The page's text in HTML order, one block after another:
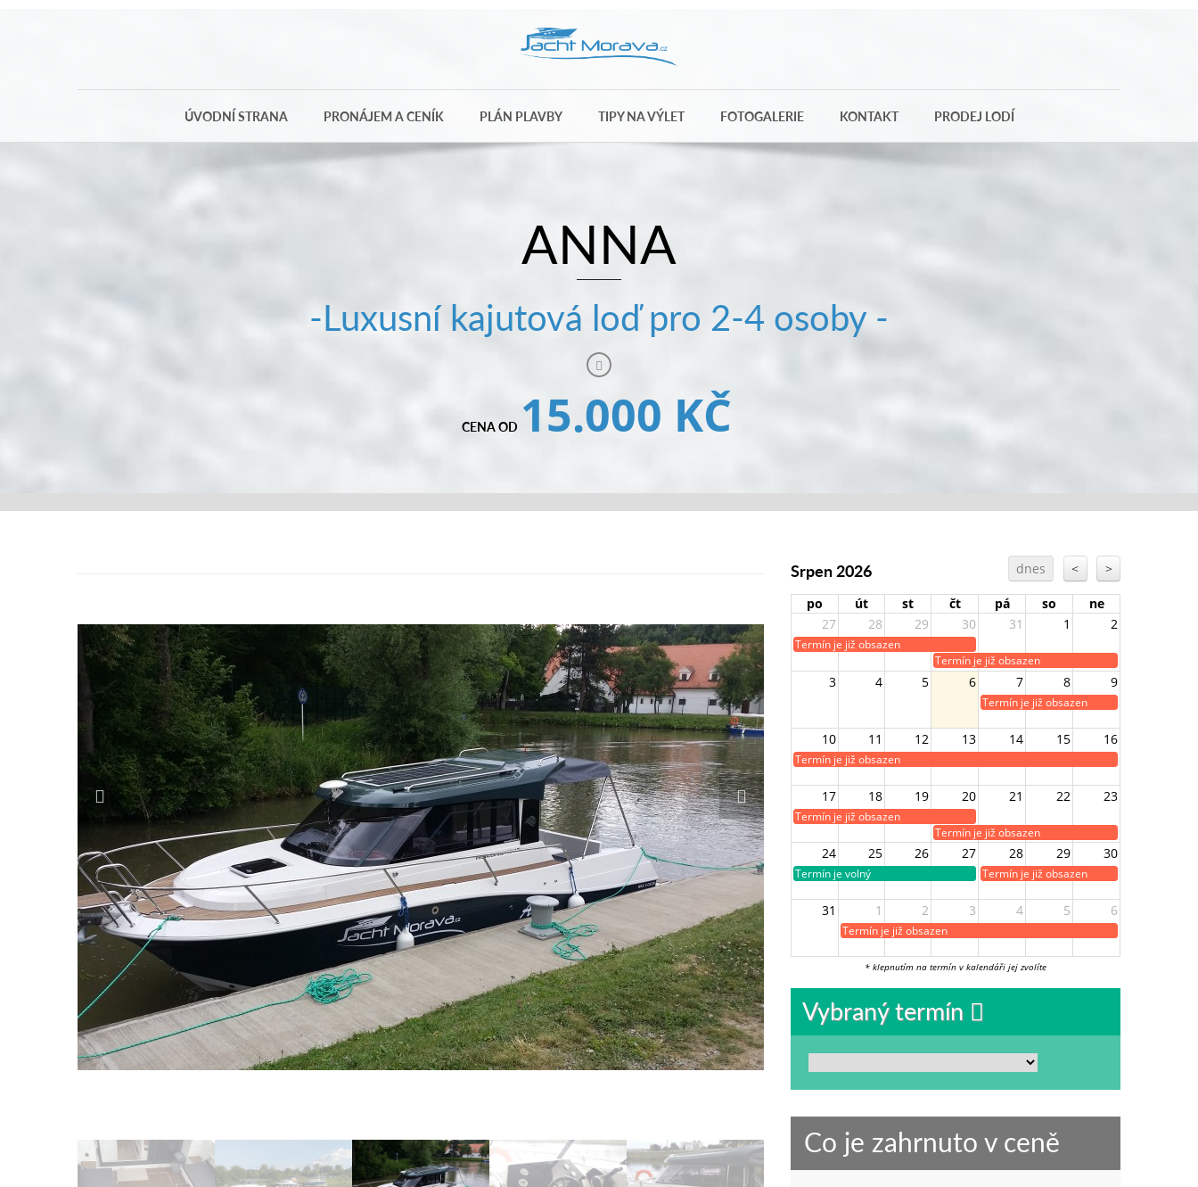
ÚVODNÍ STRANA PRONÁJEM A CENÍK PLÁN PLAVBY TIPY NA VÝLET FOTOGALERIE KONTAKT PRODEJ LODÍ
ANNA
-Luxusní kajutová loď pro 2-4 osoby -
CENA OD 15.000 KČ
Srpen 2026 dnes < >
po út st čt pá so
ne
27
28 29 30 31 1 2
Termín je již obsazen
Termín je již obsazen
3 4 5 6 7 8 9
Termín je již obsazen
10 11 12 13 14 15 16
Termín je již obsazen
17 18 19 20 21 22 23
Termín je již obsazen
Termín je již obsazen
24 25 26 27 28 29 30
Termín je volný Termín je již obsazen
31 1 2 3 4 5 6
Termín je již obsazen
* klepnutím na termín v kalendáři jej zvolíte
Vybraný termín
Co je zahrnuto v ceně